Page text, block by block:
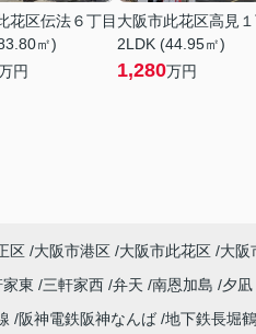
花区伝法６丁目
㎡)
円
大阪市此花区高見１
2LDK (44.95㎡)
1,280万円
区 大阪市港区 大阪市此花区 大阪
家東 三軒家西 弁天 南恩加島 夕凪
阪神電鉄阪神なんば 地下鉄長堀